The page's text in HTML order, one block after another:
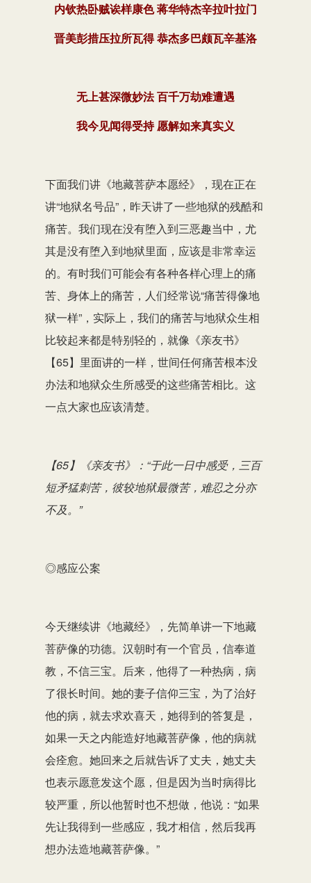
内钦热卧贼诶样康色 蒋华特杰辛拉叶拉门
晋美彭措压拉所瓦得 恭杰多巴颇瓦辛基洛
无上甚深微妙法 百千万劫难遭遇
我今见闻得受持 愿解如来真实义
下面我们讲《地藏菩萨本愿经》，现在正在
讲“地狱名号品”，昨天讲了一些地狱的残酷和
痛苦。我们现在没有堕入到三恶趣当中，尤
其是没有堕入到地狱里面，应该是非常幸运
的。有时我们可能会有各种各样心理上的痛
苦、身体上的痛苦，人们经常说“痛苦得像地
狱一样”，实际上，我们的痛苦与地狱众生相
比较起来都是特别轻的，就像《亲友书》
【65】里面讲的一样，世间任何痛苦根本没
办法和地狱众生所感受的这些痛苦相比。这
一点大家也应该清楚。
【65】
《亲友书》：“于此一日中感受，三百
短矛猛刺苦，彼较地狱最微苦，难忍之分亦
不及。”
◎感应公案
今天继续讲《地藏经》，先简单讲一下地藏
菩萨像的功德。汉朝时有一个官员，信奉道
教，不信三宝。后来，他得了一种热病，病
了很长时间。她的妻子信仰三宝，为了治好
他的病，就去求欢喜天，她得到的答复是，
如果一天之内能造好地藏菩萨像，他的病就
会痊愈。她回来之后就告诉了丈夫，她丈夫
也表示愿意发这个愿，但是因为当时病得比
较严重，所以他暂时也不想做，他说：“如果
先让我得到一些感应，我才相信，然后我再
想办法造地藏菩萨像。”